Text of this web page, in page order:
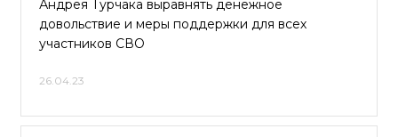
Андрея Турчака выравнять денежное
довольствие и меры поддержки для всех
участников СВО
26.04.23